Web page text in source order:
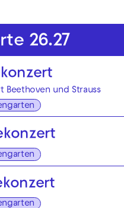
26.27
Beethoven und Strauss